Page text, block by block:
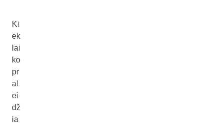
Ki
ek
lai
ko
pr
al
ei
dž
ia